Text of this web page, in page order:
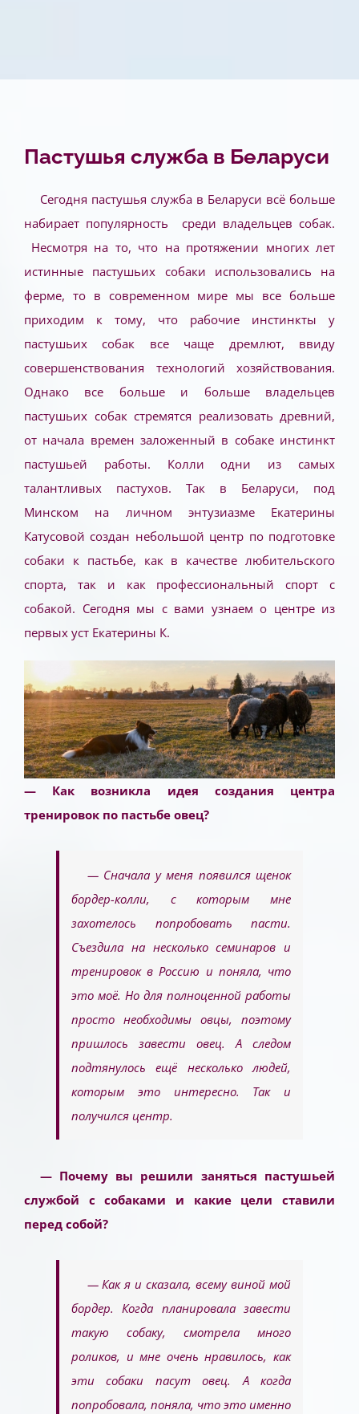
Пастушья служба в Беларуси
Сегодня пастушья служба в Беларуси всё больше
набирает популярность среди владельцев собак.
Несмотря на то, что на протяжении многих лет
истинные пастушьих собаки использовались на
ферме, то в современном мире мы все больше
приходим к тому, что рабочие инстинкты у
пастушьих собак все чаще дремлют, ввиду
совершенствования технологий хозяйствования.
Однако все больше и больше владельцев
пастушьих собак стремятся реализовать древний,
от начала времен заложенный в собаке инстинкт
пастушьей работы. Колли одни из самых
талантливых пастухов. Так в Беларуси, под
Минском на личном энтузиазме Екатерины
Катусовой создан небольшой центр по подготовке
собаки к пастьбе, как в качестве любительского
спорта, так и как профессиональный спорт с
собакой. Сегодня мы с вами узнаем о центре из
первых уст Екатерины К.
— Как возникла идея создания центра
тренировок по пастьбе овец?
— Сначала у меня появился щенок
бордер-колли, с которым мне
захотелось попробовать пасти.
Съездила на несколько семинаров и
тренировок в Россию и поняла, что
это моё. Но для полноценной работы
просто необходимы овцы, поэтому
пришлось завести овец. А следом
подтянулось ещё несколько людей,
которым это интересно. Так и
получился центр.
— Почему вы решили заняться пастушьей
службой с собаками и какие цели ставили
перед собой?
— Как я и сказала, всему виной мой
бордер. Когда планировала завести
такую собаку, смотрела много
роликов, и мне очень нравилось, как
эти собаки пасут овец. А когда
попробовала, поняла, что это именно